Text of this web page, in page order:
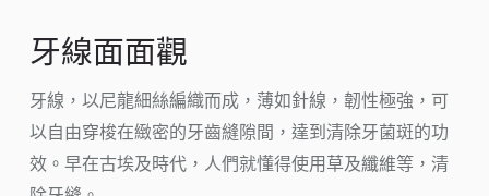
牙線面面觀
牙線，以尼龍細絲編織而成，薄如針線，韌性極強，可
以自由穿梭在緻密的牙齒縫隙間，達到清除牙菌斑的功
效。早在古埃及時代，人們就懂得使用草及纖維等，清